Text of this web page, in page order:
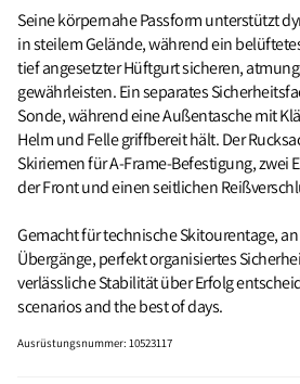
Seine körpernahe Passform unterstützt
in steilem Gelände, während ein
tief angesetzter Hüftgurt sicheren,
gewährleisten. Ein separates
Sonde, während eine Außentasche mit
Helm und Felle griffbereit hält. Der
Skiriemen für A‑Frame‑Befestigung, zwei
der Front und einen seitlichen
Gemacht für technische Skitourentage,
Übergänge, perfekt organisiertes
verlässliche Stabilität über Erfolg
scenarios and the best of days.
Ausrüstungsnummer:10523117